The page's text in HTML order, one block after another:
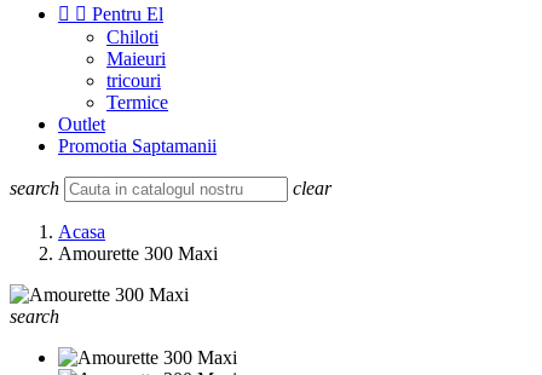
  Pentru El
Chiloti
Maieuri
tricouri
Termice
Outlet
Promotia Saptamanii
search clear
Acasa
Amourette 300 Maxi
search